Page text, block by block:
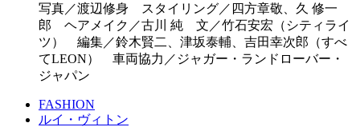
写真／渡辺修身 スタイリング／四方章敬、久 修一
郎 ヘアメイク／古川 純 文／竹石安宏（シティライ
ツ） 編集／鈴木賢二、津坂泰輔、吉田幸次郎（すべ
てLEON） 車両協力／ジャガー・ランドローバー・
ジャパン
FASHION
ルイ・ヴィトン